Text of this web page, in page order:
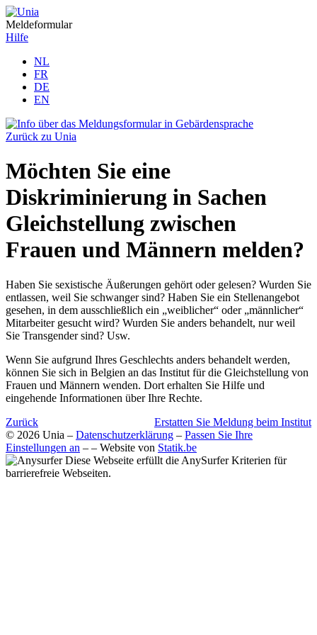
Meldeformular
Hilfe
NL
FR
DE
EN
Zurück zu Unia
Möchten Sie eine
Diskriminierung in Sachen
Gleichstellung zwischen
Frauen und Männern melden?
Haben Sie sexistische Äußerungen gehört oder gelesen? Wurden Sie
entlassen, weil Sie schwanger sind? Haben Sie ein Stellenangebot
gesehen, in dem ausschließlich ein „weiblicher“ oder „männlicher“
Mitarbeiter gesucht wird? Wurden Sie anders behandelt, nur weil
Sie Transgender sind? Usw.
Wenn Sie aufgrund Ihres Geschlechts anders behandelt werden,
können Sie sich in Belgien an das Institut für die Gleichstellung von
Frauen und Männern wenden. Dort erhalten Sie Hilfe und
eingehende Informationen über Ihre Rechte.
Zurück
Erstatten Sie Meldung beim Institut
© 2026 Unia – Datenschutzerklärung – Passen Sie Ihre
Einstellungen an – – Website von Statik.be
Diese Webseite erfüllt die AnySurfer Kriterien für
barrierefreie Webseiten.